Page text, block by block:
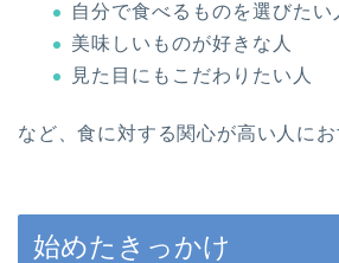
自分で食べるものを選びたい
美味しいものが好きな人
見た目にもこだわりたい人
など、食に対する関心が高い人にお
始めたきっかけ